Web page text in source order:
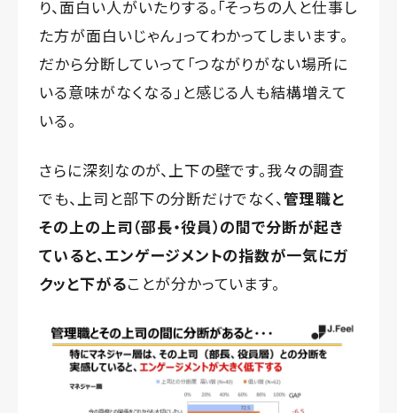
り、面白い人がいたりする。「そっちの人と仕事し
た方が面白いじゃん」ってわかってしまいます。
だから分断していって「つながりがない場所に
いる意味がなくなる」と感じる人も結構増えて
いる。
さらに深刻なのが、上下の壁です。我々の調査
でも、上司と部下の分断だけでなく、管理職と
その上の上司（部長・役員）の間で分断が起き
ていると、エンゲージメントの指数が一気にガ
クッと下がることが分かっています。